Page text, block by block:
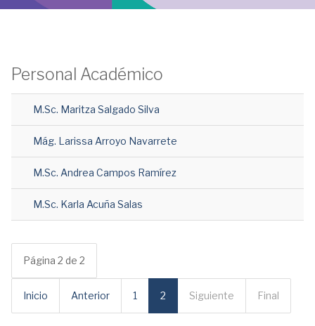
Personal Académico
M.Sc. Maritza Salgado Silva
Mág. Larissa Arroyo Navarrete
M.Sc. Andrea Campos Ramírez
M.Sc. Karla Acuña Salas
Página 2 de 2
Inicio Anterior 1 2 Siguiente Final